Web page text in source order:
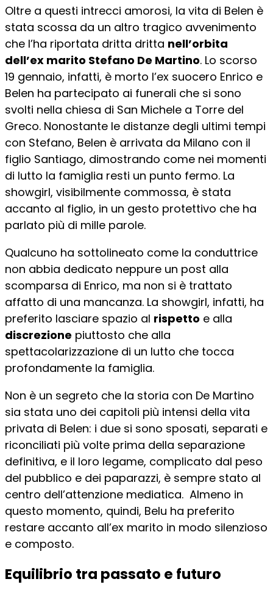
Oltre a questi intrecci amorosi, la vita di Belen è
stata scossa da un altro tragico avvenimento
che l’ha riportata dritta dritta nell’orbita
dell’ex marito Stefano De Martino. Lo scorso
19 gennaio, infatti, è morto l’ex suocero Enrico e
Belen ha partecipato ai funerali che si sono
svolti nella chiesa di San Michele a Torre del
Greco. Nonostante le distanze degli ultimi tempi
con Stefano, Belen è arrivata da Milano con il
figlio Santiago, dimostrando come nei momenti
di lutto la famiglia resti un punto fermo. La
showgirl, visibilmente commossa, è stata
accanto al figlio, in un gesto protettivo che ha
parlato più di mille parole.
Qualcuno ha sottolineato come la conduttrice
non abbia dedicato neppure un post alla
scomparsa di Enrico, ma non si è trattato
affatto di una mancanza. La showgirl, infatti, ha
preferito lasciare spazio al rispetto e alla
discrezione piuttosto che alla
spettacolarizzazione di un lutto che tocca
profondamente la famiglia.
Non è un segreto che la storia con De Martino
sia stata uno dei capitoli più intensi della vita
privata di Belen: i due si sono sposati, separati e
riconciliati più volte prima della separazione
definitiva, e il loro legame, complicato dal peso
del pubblico e dei paparazzi, è sempre stato al
centro dell’attenzione mediatica. Almeno in
questo momento, quindi, Belu ha preferito
restare accanto all’ex marito in modo silenzioso
e composto.
Equilibrio tra passato e futuro